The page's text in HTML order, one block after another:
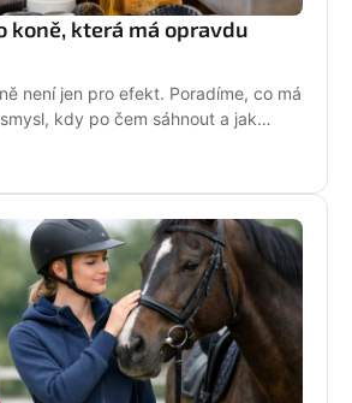
koně, která má opravdu
není jen pro efekt. Poradíme, co má
kdy po čem sáhnout a jak